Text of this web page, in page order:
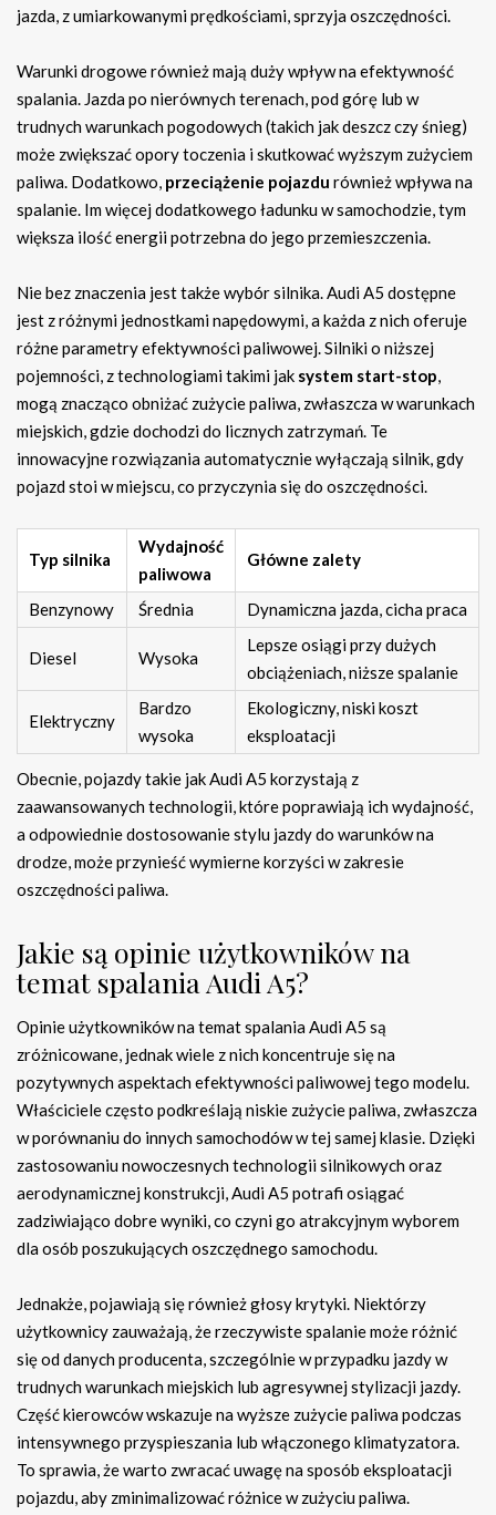
jazda, z umiarkowanymi prędkościami, sprzyja oszczędności.
Warunki drogowe również mają duży wpływ na efektywność
spalania. Jazda po nierównych terenach, pod górę lub w
trudnych warunkach pogodowych (takich jak deszcz czy śnieg)
może zwiększać opory toczenia i skutkować wyższym zużyciem
paliwa. Dodatkowo, przeciążenie pojazdu również wpływa na
spalanie. Im więcej dodatkowego ładunku w samochodzie, tym
większa ilość energii potrzebna do jego przemieszczenia.
Nie bez znaczenia jest także wybór silnika. Audi A5 dostępne
jest z różnymi jednostkami napędowymi, a każda z nich oferuje
różne parametry efektywności paliwowej. Silniki o niższej
pojemności, z technologiami takimi jak system start-stop,
mogą znacząco obniżać zużycie paliwa, zwłaszcza w warunkach
miejskich, gdzie dochodzi do licznych zatrzymań. Te
innowacyjne rozwiązania automatycznie wyłączają silnik, gdy
pojazd stoi w miejscu, co przyczynia się do oszczędności.
Typ silnika
Wydajność
paliwowa
Główne zalety
Benzynowy Średnia Dynamiczna jazda, cicha praca
Diesel Wysoka
Lepsze osiągi przy dużych
obciążeniach, niższe spalanie
Elektryczny
Bardzo
wysoka
Ekologiczny, niski koszt
eksploatacji
Obecnie, pojazdy takie jak Audi A5 korzystają z
zaawansowanych technologii, które poprawiają ich wydajność,
a odpowiednie dostosowanie stylu jazdy do warunków na
drodze, może przynieść wymierne korzyści w zakresie
oszczędności paliwa.
Jakie są opinie użytkowników na
temat spalania Audi A5?
Opinie użytkowników na temat spalania Audi A5 są
zróżnicowane, jednak wiele z nich koncentruje się na
pozytywnych aspektach efektywności paliwowej tego modelu.
Właściciele często podkreślają niskie zużycie paliwa, zwłaszcza
w porównaniu do innych samochodów w tej samej klasie. Dzięki
zastosowaniu nowoczesnych technologii silnikowych oraz
aerodynamicznej konstrukcji, Audi A5 potrafi osiągać
zadziwiająco dobre wyniki, co czyni go atrakcyjnym wyborem
dla osób poszukujących oszczędnego samochodu.
Jednakże, pojawiają się również głosy krytyki. Niektórzy
użytkownicy zauważają, że rzeczywiste spalanie może różnić
się od danych producenta, szczególnie w przypadku jazdy w
trudnych warunkach miejskich lub agresywnej stylizacji jazdy.
Część kierowców wskazuje na wyższe zużycie paliwa podczas
intensywnego przyspieszania lub włączonego klimatyzatora.
To sprawia, że warto zwracać uwagę na sposób eksploatacji
pojazdu, aby zminimalizować różnice w zużyciu paliwa.